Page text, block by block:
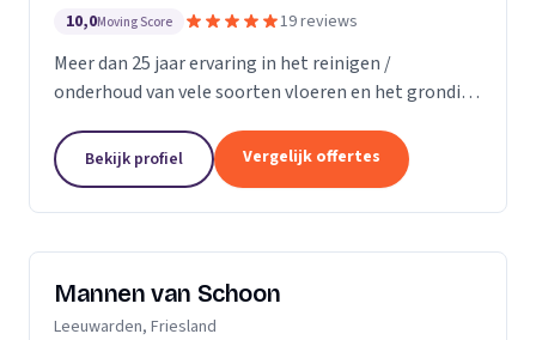
10,0Moving Score 19 reviews
Meer dan 25 jaar ervaring in het reinigen /
onderhoud van vele soorten vloeren en het grondig
objecten zoals meubels en stoelen, zowel bij u
thuis...
Bekijk profiel Vergelijk offertes
Mannen van Schoon
Leeuwarden, Friesland